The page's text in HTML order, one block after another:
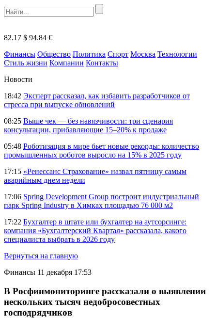
82.17 $ 94.84 €
Финансы Общество Политика Спорт Москва Технологии
Стиль жизни Компании Контакты
Новости
18:42 Эксперт рассказал, как избавить разработчиков от
стресса при выпуске обновлений
08:25 Выше чек — без навязчивости: три сценария
консультации, прибавляющие 15–20% к продаже
05:48 Роботизация в мире бьет новые рекорды: количество
промышленных роботов выросло на 15% в 2025 году
17:15 «Ренессанс Страхование» назвал пятницу самым
аварийным днем недели
17:06 Spring Development Group построит индустриальный
парк Spring Industry в Химках площадью 76 000 м2
17:22 Бухгалтер в штате или бухгалтер на аутсорсинге:
компания «Бухгалтерский Квартал» рассказала, какого
специалиста выбрать в 2026 году
Вернуться на главную
Финансы 11 декабря 17:53
В Росфинмониторинге рассказали о выявлении
нескольких тысяч недобросовестных
господрядчиков